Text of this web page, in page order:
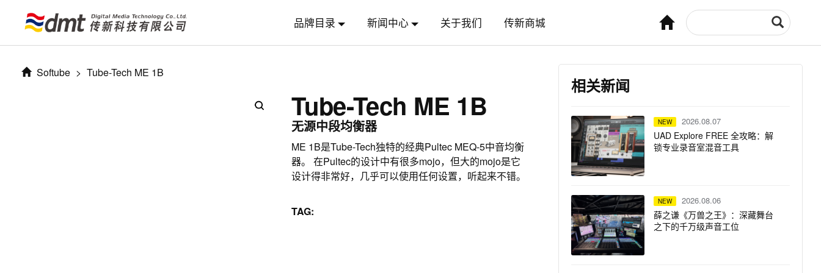
品牌目录 新闻中心 关于我们 传新商城
Softube > Tube-Tech ME 1B
Tube-Tech ME 1B
无源中段均衡器
ME 1B是Tube-Tech独特的经典Pultec MEQ-5中音均衡
器。 在Pultec的设计中有很多mojo，但大的mojo是它
设计得非常好，几乎可以使用任何设置，听起来不错。
TAG:
相关新闻
NEW 2026.08.07
UAD Explore FREE 全攻略：解
锁专业录音室混音工具
NEW 2026.08.06
薛之谦《万兽之王》：深藏舞台
之下的千万级声音工位